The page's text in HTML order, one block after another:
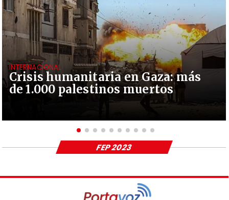
Crisis humanitaria en Gaza: más
de 1.000 palestinos muertos
INTERNACIONAL
FEP 2023